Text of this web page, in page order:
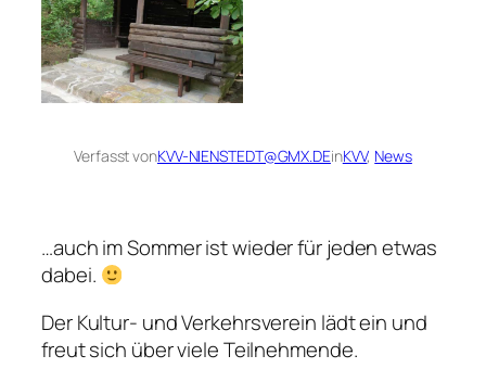
Verfasst vonKVV-NIENSTEDT@GMX.DEinKVV, News
…auch im Sommer ist wieder für jeden etwas
dabei.
Der Kultur- und Verkehrsverein lädt ein und
freut sich über viele Teilnehmende.